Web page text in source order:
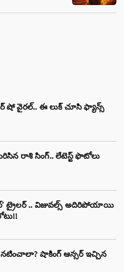
షో వైరల్.. ఈ లుక్ చూసి ఫ్యాన్స్
రాశి సింగ్.. లేటెస్ట్ ఫొటోలు
ట్రైలర్ .. విజువల్స్ అదిరిపోయాయి
నటించాలా? షాకింగ్ ఆన్సర్ ఇచ్చిన